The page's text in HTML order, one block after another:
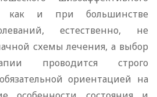
как и при большинстве
естественно, не
схемы лечения, а выбор
проводится строго
ориентацией на